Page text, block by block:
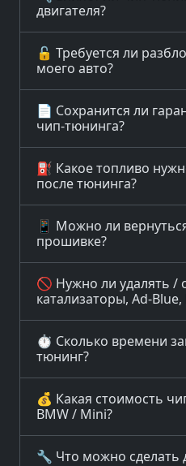
двигателя?
🔓 Требуется ли
моего авто?
📄 Сохранится ли
чип-тюнинга?
⛽ Какое топливо
после тюнинга?
📱 Можно ли
прошивке?
🚫 Нужно ли удалять /
катализаторы, Ad-Blue,
⏱️ Сколько времени
тюнинг?
💰 Какая стоимость
BMW / Mini?
🔧 Что можно сделать